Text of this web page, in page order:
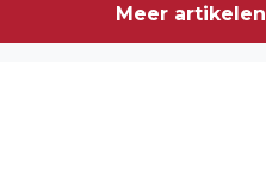
Meer artikelen